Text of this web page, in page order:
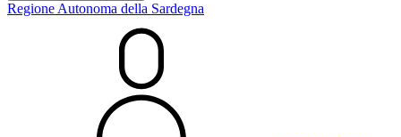
Regione Autonoma della Sardegna